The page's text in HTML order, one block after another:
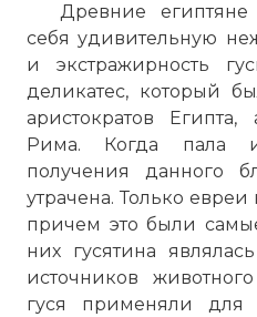
Древние
себя удивительную
и экстражирность
деликатес, который
аристократов
Рима. Когда пала
получения данного
утрачена. Только
причем это были
них гусятина
источников
гуся применяли для